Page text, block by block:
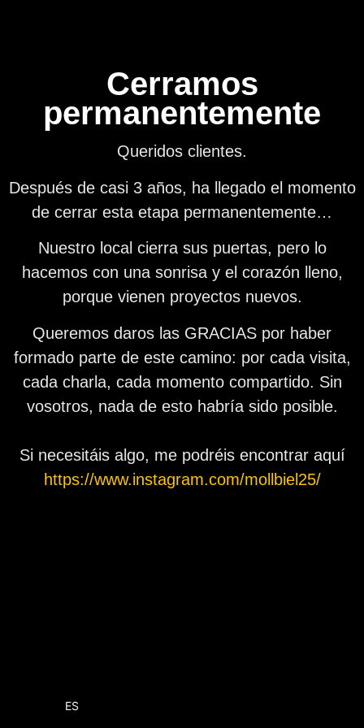
Cerramos
permanentemente
Queridos clientes.
Después de casi 3 años, ha llegado el momento
de cerrar esta etapa permanentemente…
Nuestro local cierra sus puertas, pero lo
hacemos con una sonrisa y el corazón lleno,
porque vienen proyectos nuevos.
Queremos daros las GRACIAS por haber
formado parte de este camino: por cada visita,
cada charla, cada momento compartido. Sin
vosotros, nada de esto habría sido posible.
Si necesitáis algo, me podréis encontrar aquí
https://www.instagram.com/mollbiel25/
ES